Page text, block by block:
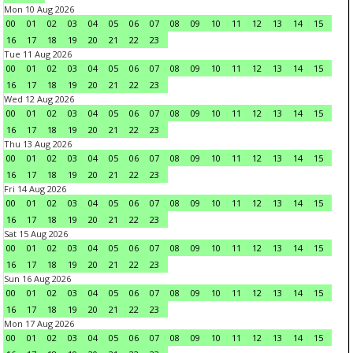
Mon 10 Aug 2026
00
01 02 03 04 05 06 07 08 09 10 11 12 13 14
15
16
17 18 19 20 21 22
23
Tue 11 Aug 2026
00
01 02 03 04 05 06 07 08 09 10 11 12 13 14
15
16
17 18 19 20 21 22
23
Wed 12 Aug 2026
00
01 02 03 04 05 06 07 08 09 10 11 12 13 14
15
16
17 18 19 20 21 22
23
Thu 13 Aug 2026
00
01 02 03 04 05 06 07 08 09 10 11 12 13 14
15
16
17 18 19 20 21 22
23
Fri 14 Aug 2026
00
01 02 03 04 05 06 07 08 09 10 11 12 13 14
15
16
17 18 19 20 21 22
23
Sat 15 Aug 2026
00
01 02 03 04 05 06 07 08 09 10 11 12 13 14
15
16
17 18 19 20 21 22
23
Sun 16 Aug 2026
00
01 02 03 04 05 06 07 08 09 10 11 12 13 14
15
16
17 18 19 20 21 22
23
Mon 17 Aug 2026
00
01 02 03 04 05 06 07 08 09 10 11 12 13 14
15